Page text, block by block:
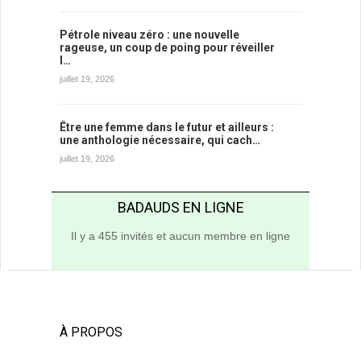
Pétrole niveau zéro : une nouvelle
rageuse, un coup de poing pour réveiller
l…
juillet 19, 2026
Être une femme dans le futur et ailleurs :
une anthologie nécessaire, qui cach…
juillet 19, 2026
BADAUDS EN LIGNE
Il y a 455 invités et aucun membre en ligne
À PROPOS